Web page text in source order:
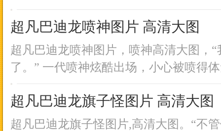
超凡巴迪龙喷神图片 高清大图
超凡巴迪龙喷神图片，喷神高清大图，
了。” 一代喷神炫酷出场，小心被喷得
超凡巴迪龙旗子怪图片 高清大图
超凡巴迪龙旗子怪图片,高清大图。“不